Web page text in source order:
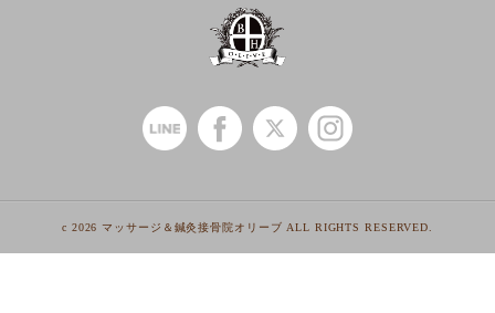
c 2026 マッサージ＆鍼灸接骨院オリーブ ALL RIGHTS RESERVED.